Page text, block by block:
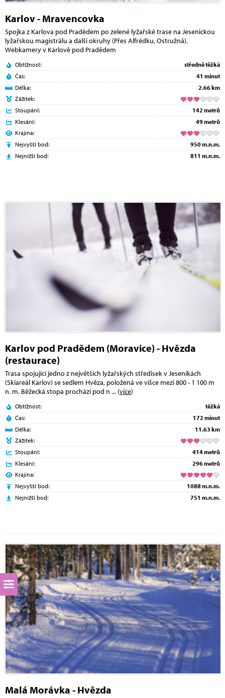
Karlov - Mravencovka
Spojka z Karlova pod Pradědem po zelené lyžařské trase na Jesenickou
lyžařskou magistrálu a další okruhy (Přes Alfrédku, Ostružná).
Webkamery v Karlově pod Pradědem
Obtížnost:
středně těžká
Čas:
41 minut
Délka:
2.66 km
Zážitek:
Stoupání:
142 metrů
Klesání:
49 metrů
Krajina:
Nejvyšší bod:
950 m.n.m.
Nejnižší bod:
811 m.n.m.
Karlov pod Pradědem (Moravice) - Hvězda
(restaurace)
Trasa spojující jedno z největších lyžařských středisek v Jeseníkách
(Skiareál Karlov) se sedlem Hvěza, položená ve víšce mezi 800 - 1 100 m
n. m. Běžecká stopa prochází pod n ... (více)
Obtížnost:
těžká
Čas:
172 minut
Délka:
11.63 km
Zážitek:
Stoupání:
414 metrů
Klesání:
296 metrů
Krajina:
Nejvyšší bod:
1088 m.n.m.
Nejnižší bod:
751 m.n.m.
Malá Morávka - Hvězda